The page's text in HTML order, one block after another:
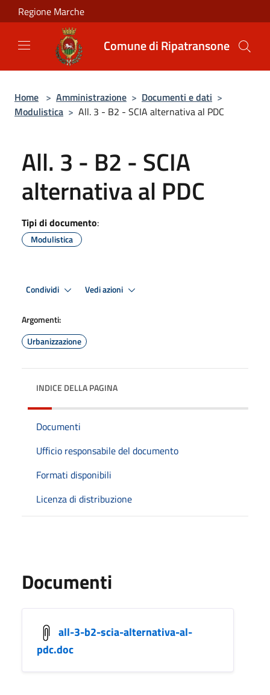
Salta al contenuto principale
Regione Marche
Comune di Ripatransone
Home > Amministrazione > Documenti e dati >
Modulistica > All. 3 - B2 - SCIA alternativa al PDC
All. 3 - B2 - SCIA
alternativa al PDC
Tipi di documento:
Modulistica
Condividi Vedi azioni
Argomenti:
Urbanizzazione
INDICE DELLA PAGINA
Documenti
Ufficio responsabile del documento
Formati disponibili
Licenza di distribuzione
Documenti
all-3-b2-scia-alternativa-al-
pdc.doc